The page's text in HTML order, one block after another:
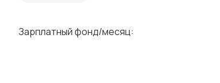
Зарплатный фонд/месяц: